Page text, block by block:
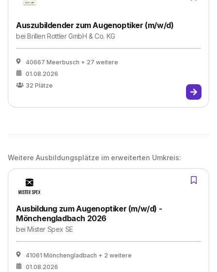
Auszubildender zum Augenoptiker (m/w/d)
beiBrillen Rottler GmbH & Co. KG
40667 Meerbusch + 27 weitere
01.08.2026
32 Plätze
Weitere Ausbildungsplätze im erweiterten Umkreis:
Ausbildung zum Augenoptiker (m/w/d) -
Mönchengladbach 2026
beiMister Spex SE
41061 Mönchengladbach + 2 weitere
01.08.2026